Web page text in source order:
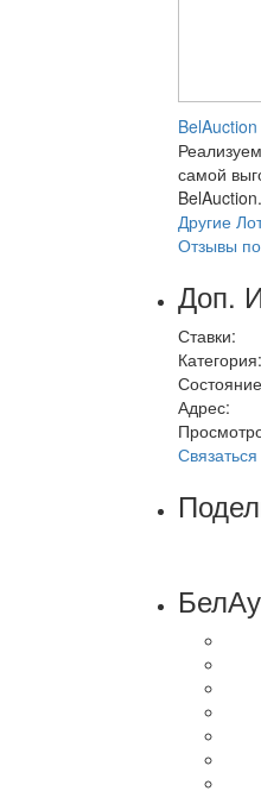
BelAuction
самой
Другие
Отзывы
Доп.
Ставки:
Категория:
Адрес: